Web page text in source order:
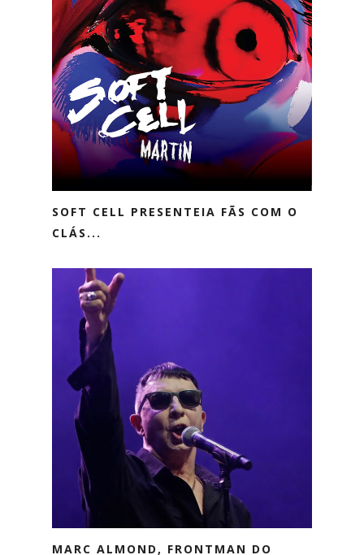
SOFT CELL PRESENTEIA FÃS COM O
CLÁS...
MARC ALMOND, FRONTMAN DO